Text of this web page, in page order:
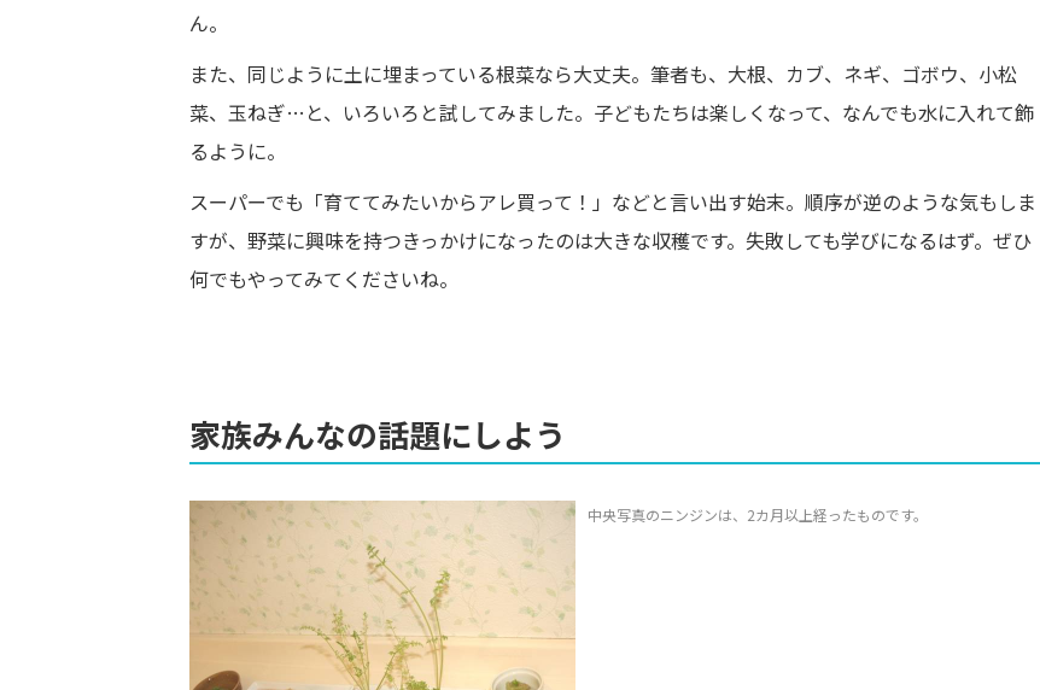
ん。
また、同じように土に埋まっている根菜なら大丈夫。筆者も、大根、カブ、ネギ、ゴボウ、小松
菜、玉ねぎ…と、いろいろと試してみました。子どもたちは楽しくなって、なんでも水に入れて飾
るように。
スーパーでも「育ててみたいからアレ買って！」などと言い出す始末。順序が逆のような気もしま
すが、野菜に興味を持つきっかけになったのは大きな収穫です。失敗しても学びになるはず。ぜひ
何でもやってみてくださいね。
家族みんなの話題にしよう
中央写真のニンジンは、2カ月以上経ったものです。